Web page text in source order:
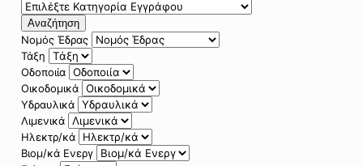
Αναζήτηση
Νομός Έδρας
Τάξη
Οδοποιία
Οικοδομικά
Υδραυλικά
Λιμενικά
Ηλεκτρ/κά
Βιομ/κά Ενεργ